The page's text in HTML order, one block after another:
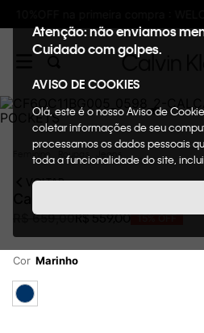
Atenção: não enviamos
Cuidado com golpes.
AVISO DE COOKIES
Olá, este é o nosso Aviso de
coletar informações de seu
processamos os dados pessoais
toda a funcionalidade do site,
Feminino Roupas Jeans
VOLTAR
659,00R$559,00 15%OFF
Cor Marinho